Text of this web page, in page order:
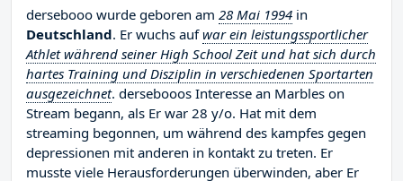
dersebooo wurde geboren am 28 Mai 1994 in
Deutschland. Er wuchs aufwar ein leistungssportlicher
Athlet während seiner High School Zeit und hat sich durch
hartes Training und Disziplin in verschiedenen Sportarten
ausgezeichnet. dersebooos Interesse an Marbles on
Stream begann, als Er war 28 y/o. Hat mit dem
streaming begonnen, um während des kampfes gegen
depressionen mit anderen in kontakt zu treten. Er
musste viele Herausforderungen überwinden, aber Er